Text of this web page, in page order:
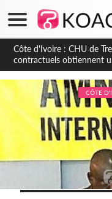
Côte d'Ivoire : CHU de
contractuels obtiennent
arriérés du SMIG 2023
CÔTE